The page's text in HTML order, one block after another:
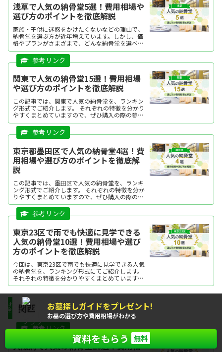
浅草で人気の納骨堂5選！費用相場や
選び方のポイントを徹底解説
家族・子供に迷惑をかけたくないなどの理由で、
納骨堂を選ぶ方が近年増えています。しかし、価
格やプランがさまざまで、どんな納骨堂を選べば
よいか迷う方も多いですよね。この記事では、浅
草で人気の納骨堂を、ランキング形式でご紹介し
ます。それぞれの特徴...
関東で人気の納骨堂15選！費用相場
や選び方のポイントを徹底解説
この記事では、関東で人気の納骨堂を、ランキン
グ形式でご紹介します。 それぞれの特徴を分かり
やすくまとめていますので、ぜひ購入の際の参考
にしてください。気になる納骨堂があった場合
は、資料請求したり、現地見学をしてみましょ
う。
東京都墨田区で人気の納骨堂4選！費
用相場や選び方のポイントを徹底解
説
この記事では、墨田区で人気の納骨堂を、ランキ
ング形式でご紹介します。 それぞれの特徴を分か
りやすくまとめていますので、ぜひ購入の際の参
考にしてください。気になる納骨堂があった場合
は、資料請求したり、現地見学をしてみましょ
う。
東京23区で雨でも快適に見学できる
人気の納骨堂10選！費用相場や選び
方のポイントを徹底解説
今回は、東京23区で雨でも快適に見学できる人気
の納骨堂を、ランキング形式にてご紹介します。
それぞれの特徴を分かりやすくまとめていますの
で、ぜひ購入の際の参考にしてください。気にな
る納骨堂があった場合は、資料請求をしたり、現
地見学をしてみましょう。
関西
大阪府で人気の納骨堂20選！費用相
もれなく
全員に お墓探しガイドをプレゼント!
お墓の選び方や費用相場がわかる
資料をもらう 無料